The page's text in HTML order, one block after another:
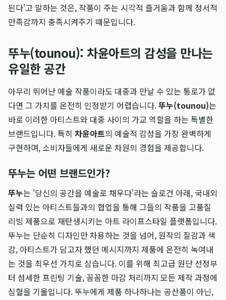
된다'고 말하는 것은, 작품이 주는 시각적 즐거움과 함께 정서적
만족감까지 충족시켜주기 때문입니다.
뚜누(tounou): 차윤아트의 감성을 만나는
유일한 공간
아무리 뛰어난 예술 작품이라도 대중과 만날 수 있는 통로가 없
다면 그 가치를 온전히 인정받기 어렵습니다.뚜누(tounou)는
바로 이러한 아티스트와 대중 사이의 가교 역할을 하는 특별한
브랜드입니다. 특히 차윤아트의 예술적 감성을 가장 완벽하게
구현하며, 소비자들에게 새로운 차원의 경험을 제공합니다.
뚜누는 어떤 브랜드인가?
뚜누는 '당신의 공간을 예술로 채우다'라는 슬로건 아래, 국내외
실력 있는 아티스트들과의 협업을 통해 그들의 작품을 고품질
리빙 제품으로 재탄생시키는 아트 라이프스타일 플랫폼입니다.
뚜누는 단순히 디자인만 차용하는 것을 넘어, 원작의 질감과 색
감, 아티스트가 담고자 했던 메시지까지 제품에 온전히 녹여내
는 것을 최우선 가치로 삼습니다. 이를 위해 최고급 원단 선정부
터 섬세한 프린팅 기술, 꼼꼼한 마감 처리까지 모든 제작 과정에
심혈을 기울입니다. 뚜누에게 제품 하나하나는 공산품이 아닌,